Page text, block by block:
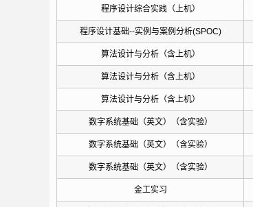
程序设计综合实践（上机）
程序设计基础--实例与案例分析(SPOC)
算法设计与分析（含上机）
算法设计与分析（含上机）
算法设计与分析（含上机）
数字系统基础（英文）（含实验）
数字系统基础（英文）（含实验）
数字系统基础（英文）（含实验）
金工实习